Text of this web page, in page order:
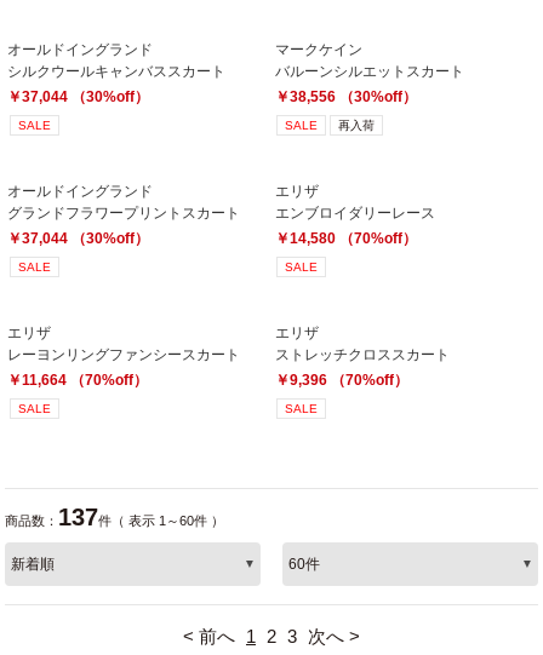
オールドイングランド
シルクウールキャンバススカート
￥37,044 （30%off）
SALE
マークケイン
バルーンシルエットスカート
￥38,556 （30%off）
SALE 再入荷
オールドイングランド
グランドフラワープリントスカート
￥37,044 （30%off）
SALE
エリザ
エンブロイダリーレース
￥14,580 （70%off）
SALE
エリザ
レーヨンリングファンシースカート
￥11,664 （70%off）
SALE
エリザ
ストレッチクロススカート
￥9,396 （70%off）
SALE
商品数： 137件（ 表示 1～60件 ）
< 前へ 1 2 3 次へ >